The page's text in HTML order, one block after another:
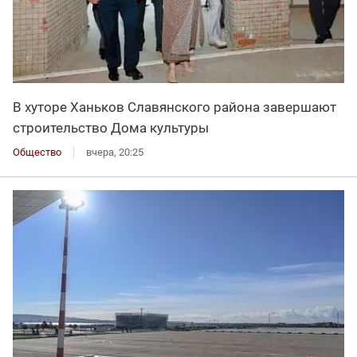
В хуторе Ханьков Славянского района завершают
строительство Дома культуры
Общество вчера, 20:25